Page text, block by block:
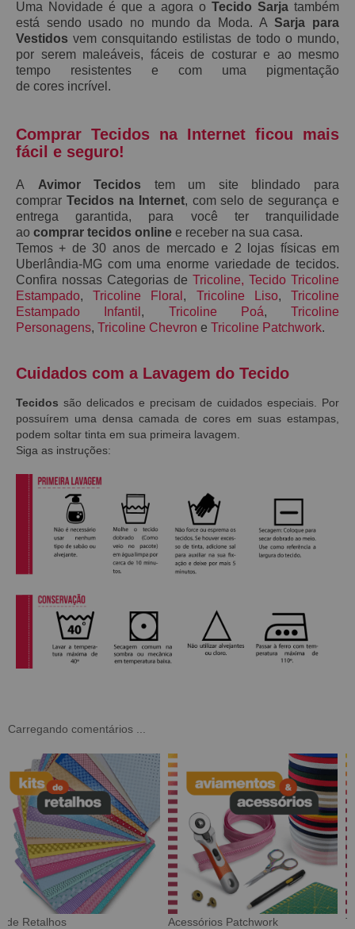
Uma Novidade é que a agora o Tecido Sarja também
está sendo usado no mundo da Moda. ASarja para
Vestidos vem consquitando estilistas de todo o mundo,
por serem maleáveis, fáceis de costurar e ao mesmo
tempo resistentes e com uma pigmentação
de cores incrível.
Comprar Tecidos na Internet ficou mais
fácil e seguro!
A Avimor Tecidos tem um site blindado para
comprar Tecidos na Internet, com selo de segurança e
entrega garantida, para você ter tranquilidade
ao comprar tecidos online e receber na sua casa.
Temos + de 30 anos de mercado e 2 lojas físicas em
Uberlândia-MG com uma enorme variedade de tecidos.
Confira nossas Categorias de Tricoline, Tecido Tricoline
Estampado,Tricoline Floral , Tricoline Liso,Tricoline
Estampado Infantil , Tricoline Poá, Tricoline
Personagens, Tricoline Chevron e Tricoline Patchwork.
Cuidados com a Lavagem do Tecido
Tecidos são delicados e precisam de cuidados especiais. Por
possuírem uma densa camada de cores em suas estampas,
podem soltar tinta em sua primeira lavagem.
Siga as instruções:
Carregando comentários ...
Tecido Digital Sarja Impermeável